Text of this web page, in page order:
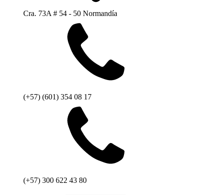
Cra. 73A # 54 - 50 Normandía
(+57) (601) 354 08 17
(+57) 300 622 43 80